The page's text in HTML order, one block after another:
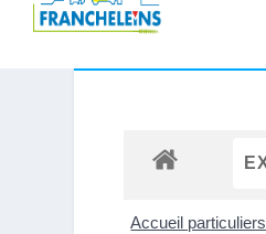
Accueil particuliers